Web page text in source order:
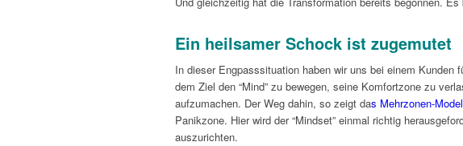
Ein heilsamer Schock ist zugemutet
In dieser Engpasssituation haben wir uns bei einem Kunden
dem Ziel den “Mind” zu bewegen, seine Komfortzone zu
aufzumachen. Der Weg dahin, so zeigt das Mehrzonen-
Panikzone. Hier wird der “Mindset” einmal richtig
auszurichten.